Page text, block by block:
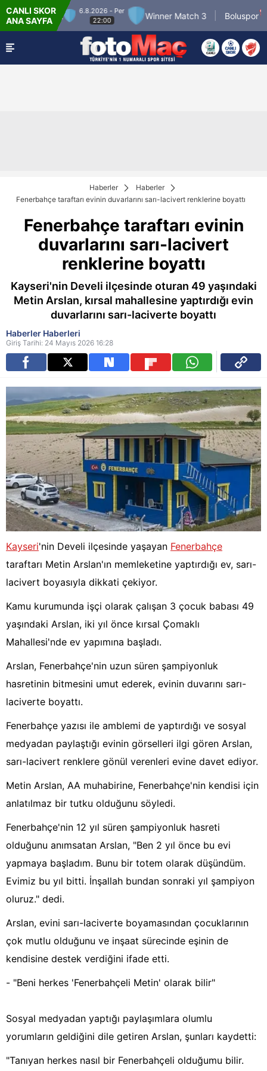
CANLI SKOR
ANA SAYFA
Match 2
6.8.2026 - Per
22:00
Winner Match 3 Boluspor
Haberler
Haberler
Fenerbahçe taraftarı evinin duvarlarını sarı-lacivert renklerine boyattı
Fenerbahçe taraftarı evinin
duvarlarını sarı-lacivert
renklerine boyattı
Kayseri'nin Develi ilçesinde oturan 49 yaşındaki
Metin Arslan, kırsal mahallesine yaptırdığı evin
duvarlarını sarı-laciverte boyattı
Haberler Haberleri
Giriş Tarihi: 24 Mayıs 2026 16:28
Kayseri'nin Develi ilçesinde yaşayan Fenerbahçe
taraftarı Metin Arslan'ın memleketine yaptırdığı ev, sarı-
lacivert boyasıyla dikkati çekiyor.
Kamu kurumunda işçi olarak çalışan 3 çocuk babası 49
yaşındaki Arslan, iki yıl önce kırsal Çomaklı
Mahallesi'nde ev yapımına başladı.
Arslan, Fenerbahçe'nin uzun süren şampiyonluk
hasretinin bitmesini umut ederek, evinin duvarını sarı-
laciverte boyattı.
Fenerbahçe yazısı ile amblemi de yaptırdığı ve sosyal
medyadan paylaştığı evinin görselleri ilgi gören Arslan,
sarı-lacivert renklere gönül verenleri evine davet ediyor.
Metin Arslan, AA muhabirine, Fenerbahçe'nin kendisi için
anlatılmaz bir tutku olduğunu söyledi.
Fenerbahçe'nin 12 yıl süren şampiyonluk hasreti
olduğunu anımsatan Arslan, "Ben 2 yıl önce bu evi
yapmaya başladım. Bunu bir totem olarak düşündüm.
Evimiz bu yıl bitti. İnşallah bundan sonraki yıl şampiyon
oluruz." dedi.
Arslan, evini sarı-laciverte boyamasından çocuklarının
çok mutlu olduğunu ve inşaat sürecinde eşinin de
kendisine destek verdiğini ifade etti.
- "Beni herkes 'Fenerbahçeli Metin' olarak bilir"
Sosyal medyadan yaptığı paylaşımlara olumlu
yorumların geldiğini dile getiren Arslan, şunları kaydetti:
"Tanıyan herkes nasıl bir Fenerbahçeli olduğumu bilir.